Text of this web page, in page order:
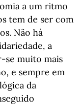
a um ritmo
tem de ser com
Não há
a
se muito mais
e sempre em
da